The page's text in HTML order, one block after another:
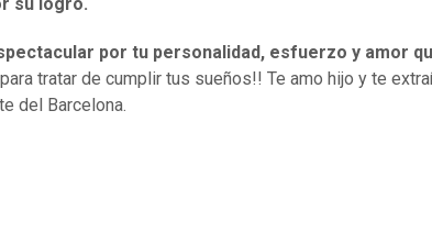
por tu personalidad, esfuerzo y amor
para tratar de cumplir tus sueños!! Te amo hijo y te
del Barcelona.